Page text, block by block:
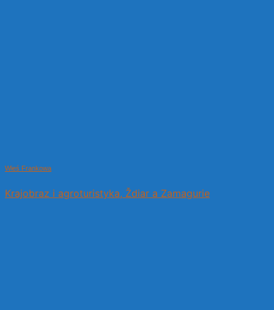
Wieś Frankowa
Krajobraz i agroturistyka, Ždiar a Zamagurie